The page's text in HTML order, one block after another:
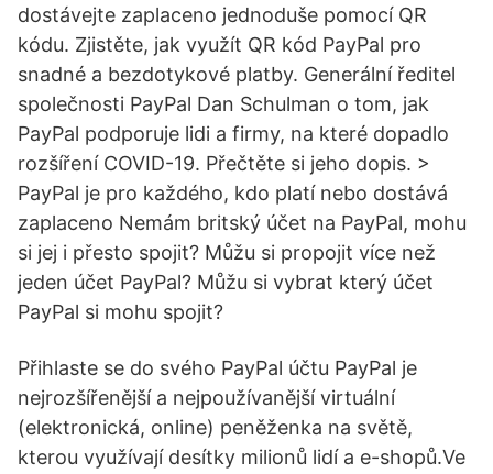
dostávejte zaplaceno jednoduše pomocí QR
kódu. Zjistěte, jak využít QR kód PayPal pro
snadné a bezdotykové platby. Generální ředitel
společnosti PayPal Dan Schulman o tom, jak
PayPal podporuje lidi a firmy, na které dopadlo
rozšíření COVID-19. Přečtěte si jeho dopis. >
PayPal je pro každého, kdo platí nebo dostává
zaplaceno Nemám britský účet na PayPal, mohu
si jej i přesto spojit? Můžu si propojit více než
jeden účet PayPal? Můžu si vybrat který účet
PayPal si mohu spojit?
Přihlaste se do svého PayPal účtu PayPal je
nejrozšířenější a nejpoužívanější virtuální
(elektronická, online) peněženka na světě,
kterou využívají desítky milionů lidí a e-shopů.Ve